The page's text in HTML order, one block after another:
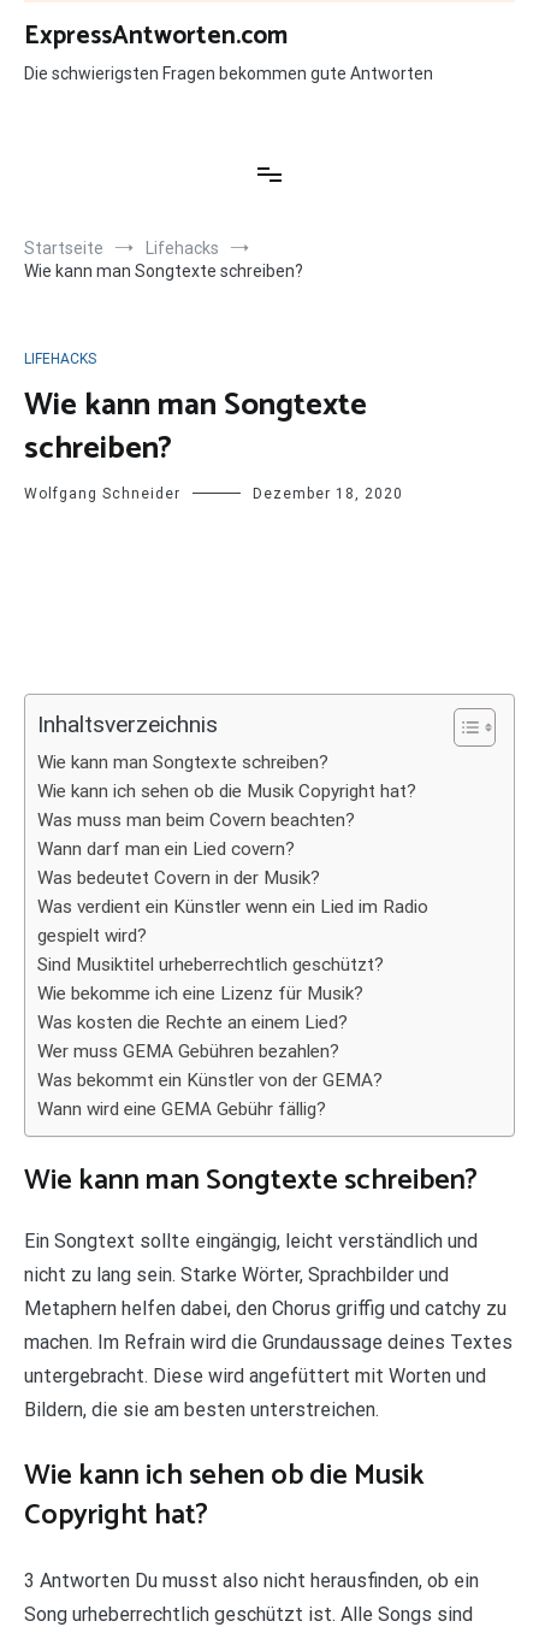
Zum
Inhalt
springen
ExpressAntworten.com
Die schwierigsten Fragen bekommen gute Antworten
Startseite
Lifehacks
Wie kann man Songtexte schreiben?
LIFEHACKS
Wie kann man Songtexte
schreiben?
Wolfgang Schneider Dezember 18, 2020
Inhaltsverzeichnis
Wie kann man Songtexte schreiben?
Wie kann ich sehen ob die Musik Copyright hat?
Was muss man beim Covern beachten?
Wann darf man ein Lied covern?
Was bedeutet Covern in der Musik?
Was verdient ein Künstler wenn ein Lied im Radio
gespielt wird?
Sind Musiktitel urheberrechtlich geschützt?
Wie bekomme ich eine Lizenz für Musik?
Was kosten die Rechte an einem Lied?
Wer muss GEMA Gebühren bezahlen?
Was bekommt ein Künstler von der GEMA?
Wann wird eine GEMA Gebühr fällig?
Wie kann man Songtexte schreiben?
Ein Songtext sollte eingängig, leicht verständlich und
nicht zu lang sein. Starke Wörter, Sprachbilder und
Metaphern helfen dabei, den Chorus griffig und catchy zu
machen. Im Refrain wird die Grundaussage deines Textes
untergebracht. Diese wird angefüttert mit Worten und
Bildern, die sie am besten unterstreichen.
Wie kann ich sehen ob die Musik
Copyright hat?
3 Antworten Du musst also nicht herausfinden, ob ein
Song urheberrechtlich geschützt ist. Alle Songs sind